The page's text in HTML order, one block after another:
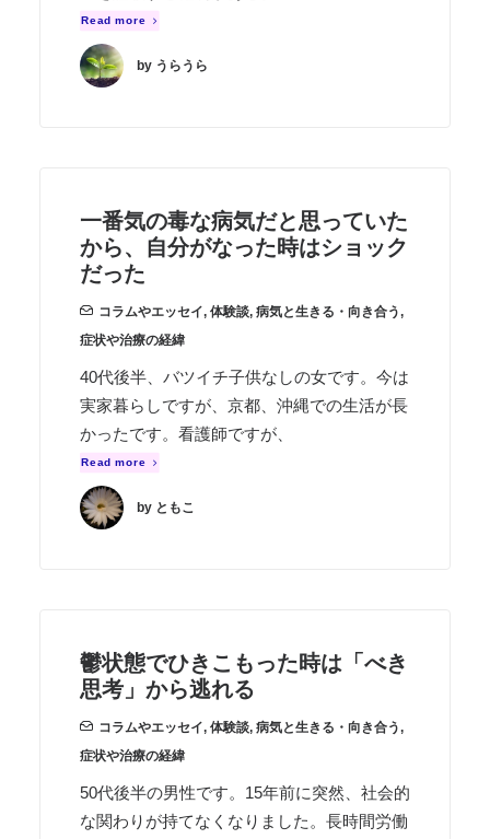
Read more
by うらうら
一番気の毒な病気だと思っていた
から、自分がなった時はショック
だった
コラムやエッセイ, 体験談, 病気と生きる・向き合う,
症状や治療の経緯
40代後半、バツイチ子供なしの女です。今は
実家暮らしですが、京都、沖縄での生活が長
かったです。看護師ですが、
Read more
by ともこ
鬱状態でひきこもった時は「べき
思考」から逃れる
コラムやエッセイ, 体験談, 病気と生きる・向き合う,
症状や治療の経緯
50代後半の男性です。15年前に突然、社会的
な関わりが持てなくなりました。長時間労働